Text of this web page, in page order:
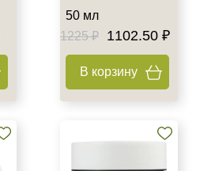
50 мл
1225 ₽
1102.50 ₽
В корзину